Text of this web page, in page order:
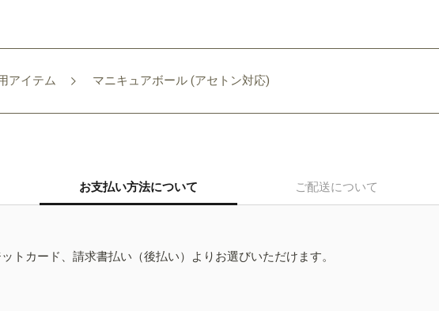
アイテム マニキュアボール (アセトン対応)
お支払い方法について ご配送について
トカード、請求書払い（後払い）よりお選びいただけます。